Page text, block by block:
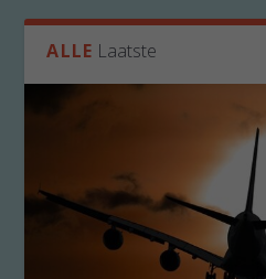
ALLE Laatste